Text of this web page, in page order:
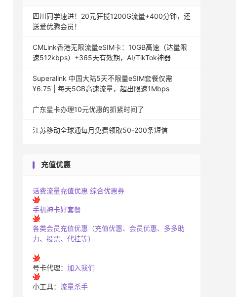
四川同学速进！20元狂揽1200G流量+400分钟，还
送爱优腾会员！
CMLink香港无限流量eSIM卡：10GB高速（达量限
速512kbps）+365天有效期，AI/TikTok神器
Superalink 中国大陆5天不限量eSIM套餐仅需
¥6.75 | 每天5GB高速流量，超出限速1Mbps
广东星卡办理10元优惠的抓紧时间了
江苏移动全球通每月免费领取50-200条短信
充值优惠
话费流量充值优惠 综合优惠券
手机神卡好套餐
各类会员充值优惠（充值优惠、会员优惠、多多助
力、投票、代挂等）
号卡代理： 加入我们
小工具： 流量杀手